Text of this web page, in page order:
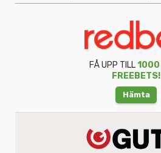
FÅ UPP TILL1000
FREEBETS!
Hämta